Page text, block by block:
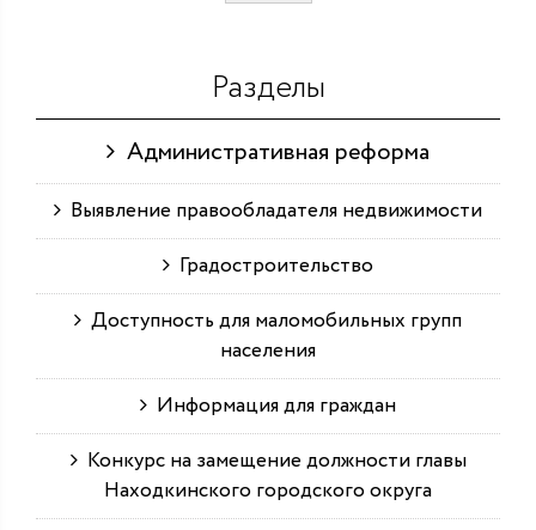
Разделы
Административная реформа
Выявление правообладателя недвижимости
Градостроительство
Доступность для маломобильных групп
населения
Информация для граждан
Конкурс на замещение должности главы
Находкинского городского округа